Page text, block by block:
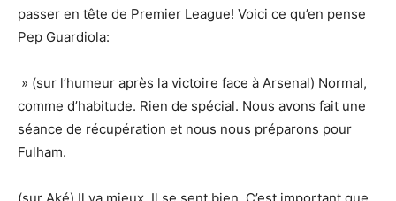
passer en tête de Premier League! Voici ce qu’en pense
Pep Guardiola:
» (sur l’humeur après la victoire face à Arsenal) Normal,
comme d’habitude. Rien de spécial. Nous avons fait une
séance de récupération et nous nous préparons pour
Fulham.